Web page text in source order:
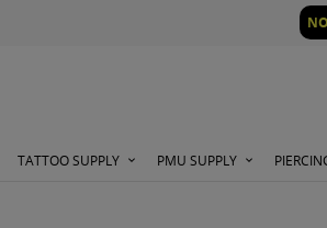
TATTOO SUPPLY PMU SUPPLY